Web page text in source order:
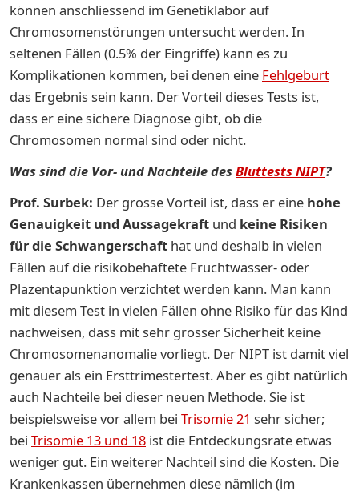
können anschliessend im Genetiklabor auf
Chromosomenstörungen untersucht werden. In
seltenen Fällen (0.5% der Eingriffe) kann es zu
Komplikationen kommen, bei denen eine Fehlgeburt
das Ergebnis sein kann. Der Vorteil dieses Tests ist,
dass er eine sichere Diagnose gibt, ob die
Chromosomen normal sind oder nicht.
Was sind die Vor- und Nachteile desBluttests NIPT?
Prof. Surbek: Der grosse Vorteil ist, dass er eine hohe
Genauigkeit und Aussagekraft und keine Risiken
für die Schwangerschaft hat und deshalb in vielen
Fällen auf die risikobehaftete Fruchtwasser- oder
Plazentapunktion verzichtet werden kann. Man kann
mit diesem Test in vielen Fällen ohne Risiko für das Kind
nachweisen, dass mit sehr grosser Sicherheit keine
Chromosomenanomalie vorliegt. Der NIPT ist damit viel
genauer als ein Ersttrimestertest. Aber es gibt natürlich
auch Nachteile bei dieser neuen Methode. Sie ist
beispielsweise vor allem bei Trisomie 21 sehr sicher;
bei Trisomie 13 und 18 ist die Entdeckungsrate etwas
weniger gut. Ein weiterer Nachteil sind die Kosten. Die
Krankenkassen übernehmen diese nämlich (im